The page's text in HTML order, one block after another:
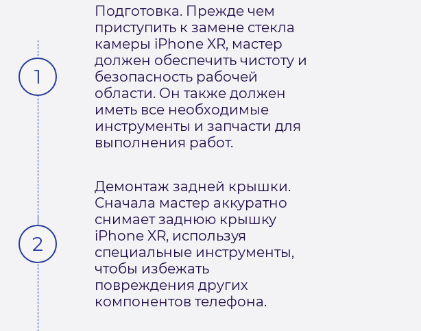
Подготовка. Прежде чем
приступить к замене стекла
камеры iPhone XR, мастер
должен обеспечить чистоту и
безопасность рабочей
области. Он также должен
иметь все необходимые
инструменты и запчасти для
выполнения работ.
Демонтаж задней крышки.
Сначала мастер аккуратно
снимает заднюю крышку
iPhone XR, используя
специальные инструменты,
чтобы избежать
повреждения других
компонентов телефона.